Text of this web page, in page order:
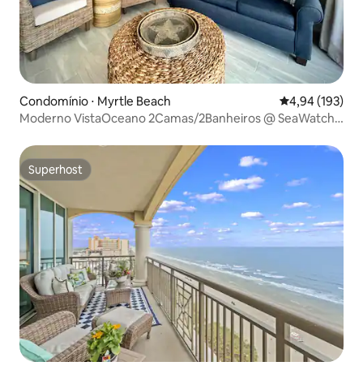
Condomínio ⋅ Myrtle Beach 4,94 de uma
4,94 (193)
Moderno VistaOceano 2Camas/2Banheiros @ SeaWatch
Superhost
Superhost